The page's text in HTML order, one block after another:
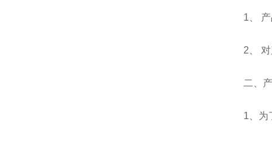
1、
2、
二、
1、为